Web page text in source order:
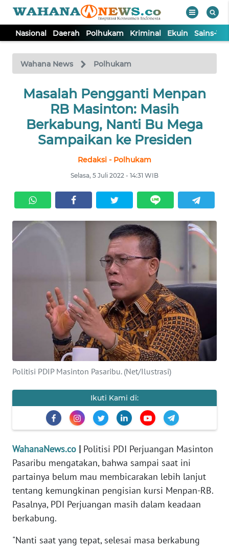
Nasional Daerah Polhukam Kriminal Ekuin Sains-
Wahana News Polhukam
Masalah Pengganti Menpan
RB Masinton: Masih
Berkabung, Nanti Bu Mega
Sampaikan ke Presiden
Redaksi - Polhukam
Selasa, 5 Juli 2022 - 14:31 WIB
Politisi PDIP Masinton Pasaribu. (Net/Ilustrasi)
Ikuti Kami di:
WahanaNews.co | Politisi PDI Perjuangan Masinton
Pasaribu mengatakan, bahwa sampai saat ini
partainya belum mau membicarakan lebih lanjut
tentang kemungkinan pengisian kursi Menpan-RB.
Pasalnya, PDI Perjuangan masih dalam keadaan
berkabung.
"Nanti saat yang tepat, selesai masa berkabung
TV
Tutup
NASIONAL
DAERAH
EKUIN
SAINS-TEKNO
INTERNASIONAL
SERBA-SERBI
PENDIDIKAN
OPINI
Informasi
BERITA
KONTAK